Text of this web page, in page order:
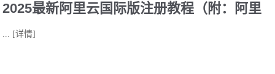
2025最新阿里云国际版注册教程（附：阿里
... [详情]